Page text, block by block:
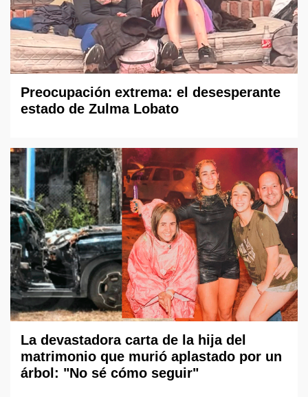
Preocupación extrema: el desesperante
estado de Zulma Lobato
La devastadora carta de la hija del
matrimonio que murió aplastado por un
árbol: "No sé cómo seguir"